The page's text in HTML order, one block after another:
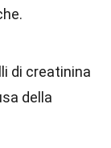
di creatinina
della